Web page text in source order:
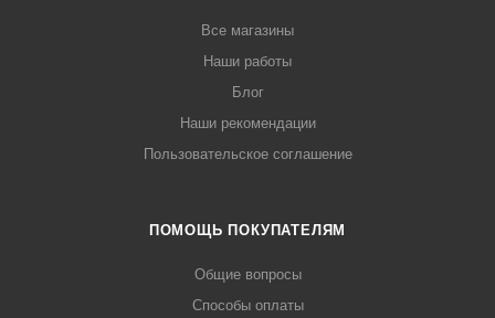
Все магазины
Наши работы
Блог
Наши рекомендации
Пользовательское соглашение
ПОМОЩЬ ПОКУПАТЕЛЯМ
Общие вопросы
Способы оплаты